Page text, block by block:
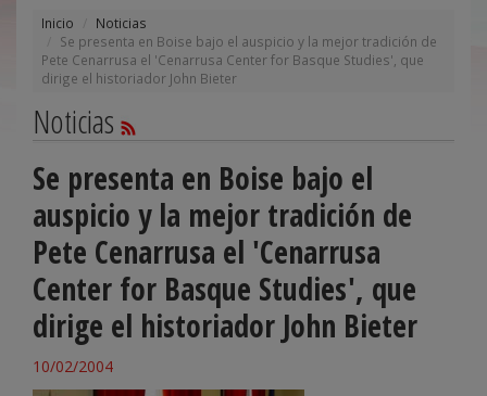
Inicio
Noticias
Se presenta en Boise bajo el auspicio y la mejor tradición de
Pete Cenarrusa el 'Cenarrusa Center for Basque Studies', que
dirige el historiador John Bieter
Noticias
Se presenta en Boise bajo el
auspicio y la mejor tradición de
Pete Cenarrusa el 'Cenarrusa
Center for Basque Studies', que
dirige el historiador John Bieter
10/02/2004